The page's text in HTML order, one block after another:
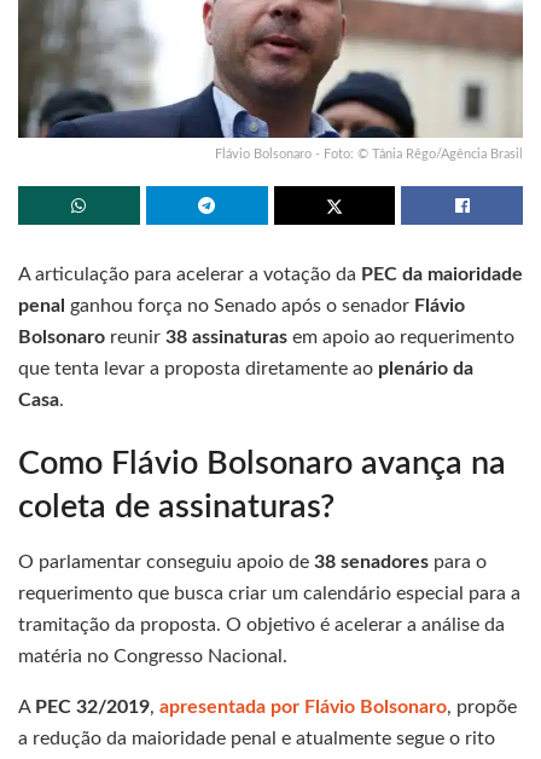
Flávio Bolsonaro - Foto: © Tânia Rêgo/Agência Brasil
A articulação para acelerar a votação da PEC da maioridade
penal ganhou força no Senado após o senador Flávio
Bolsonaro reunir 38 assinaturas em apoio ao requerimento
que tenta levar a proposta diretamente ao plenário da
Casa.
Como Flávio Bolsonaro avança na
coleta de assinaturas?
O parlamentar conseguiu apoio de 38 senadores para o
requerimento que busca criar um calendário especial para a
tramitação da proposta. O objetivo é acelerar a análise da
matéria no Congresso Nacional.
A PEC 32/2019, apresentada por Flávio Bolsonaro, propõe
a redução da maioridade penal e atualmente segue o rito